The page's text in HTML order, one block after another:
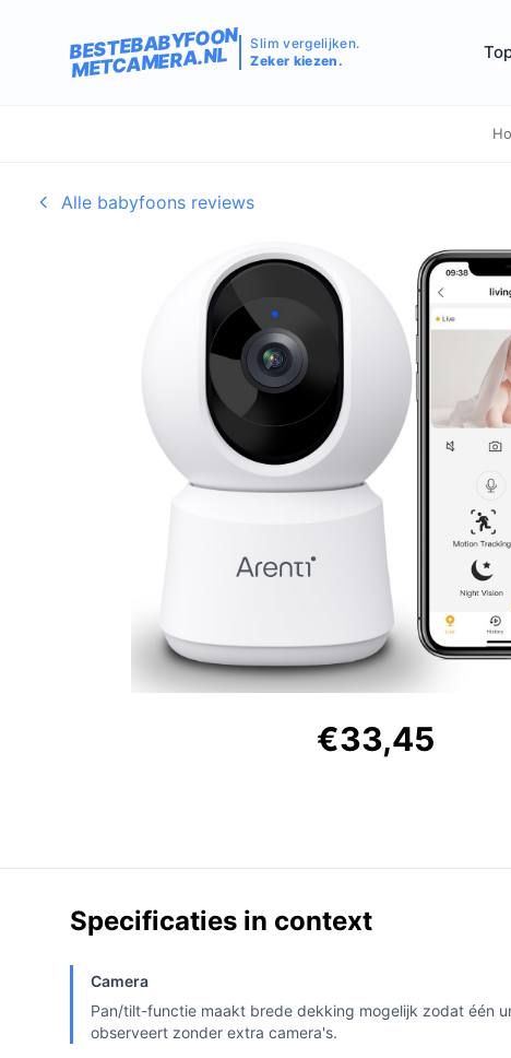
BESTEBABYFOON
METCAMERA.NL
Slim vergelijken.
Zeker kiezen.
Alle babyfoons reviews
€33,45
Specificaties in context
Camera
Pan/tilt-functie maakt brede dekking mogelijk zodat één
observeert zonder extra camera's.